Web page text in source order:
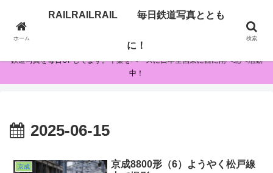
RAILRAILRAIL 毎日鉄道写真とともに！
鉄道写真を毎日UPしてます。千葉をベースに日本全国東に西に南へ北へ活動
中！
2025-06-15
京成
京成8800形（6）ようやく松戸線
ホーム
RAILRAILRAIL 毎日鉄道写真ととも
に！
検索